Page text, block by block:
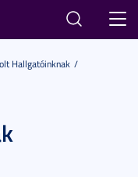
Hallgatóinknak